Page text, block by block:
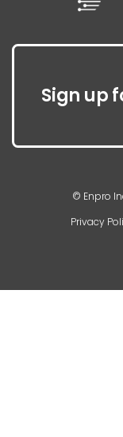
Sign up
© Enpro
Privacy